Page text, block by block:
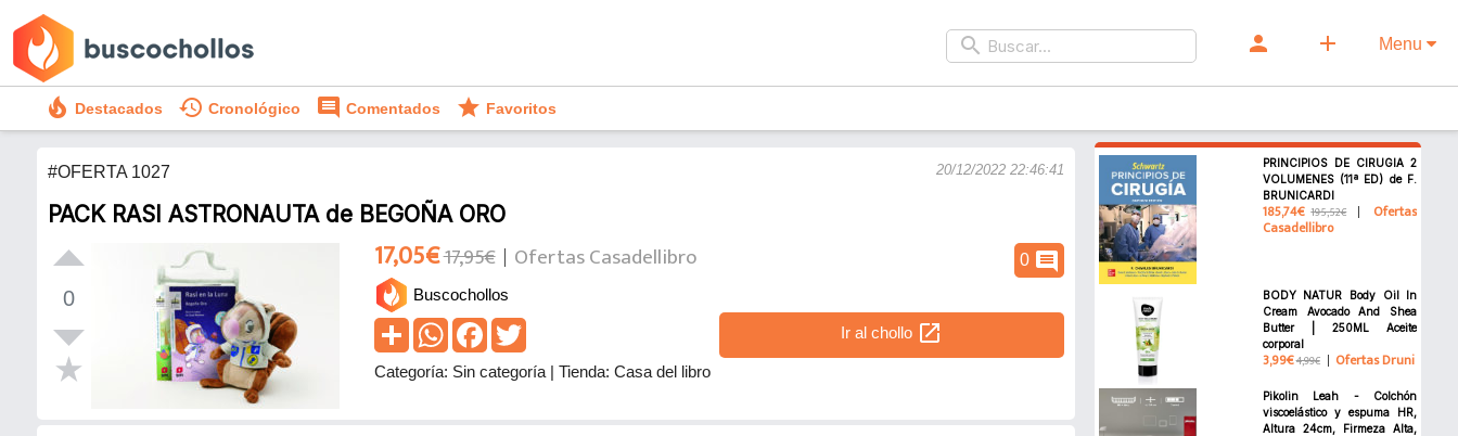
search person add Menu
local_fire_department Destacados history Cronológico comment Comentados star Favoritos
#OFERTA 1027 20/12/2022 22:46:41
PACK RASI ASTRONAUTA de BEGOÑA ORO
0
0 comment
17,05€17,95€ Ofertas Casadellibro
Buscochollos
Ir al chollo open_in_new
Categoría: Sin categoría | Tienda: Casa del libro
PRINCIPIOS DE CIRUGIA 2
VOLUMENES (11ª ED) de F.
BRUNICARDI
185,74€ 195,52€ Ofertas
Casadellibro
BODY NATUR Body Oil In
Cream Avocado And Shea
Butter | 250ML Aceite
corporal
3,99€4,99€ Ofertas Druni
Pikolin Leah - Colchón
viscoelástico y espuma HR,
Altura 24cm, Firmeza Alta,